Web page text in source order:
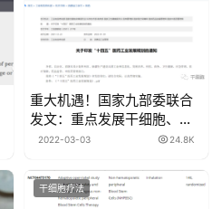
重大机遇！国家九部委联合
发文：重点发展干细胞、免
疫细胞和基因治疗产品！
2022-03-03 24.8K
干细胞疗法